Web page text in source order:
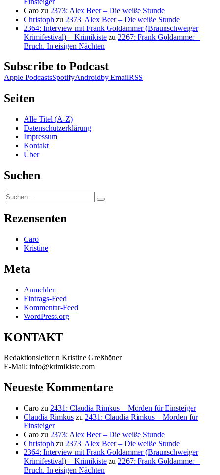
Caro zu 2373: Alex Beer – Die weiße Stunde
Christoph zu 2373: Alex Beer – Die weiße Stunde
2364: Interview mit Frank Goldammer (Braunschweiger
Krimifestival) – Krimikiste zu 2267: Frank Goldammer –
Bruch. In eisigen Nächten
Subscribe to Podcast
Apple PodcastsSpotifyAndroidby EmailRSS
Seiten
Alle Titel (A-Z)
Datenschutzerklärung
Impressum
Kontakt
Über
Suchen
Suchen
nach:
Suchen
Rezensenten
Caro
Kristine
Meta
Anmelden
Eintrags-Feed
Kommentar-Feed
WordPress.org
KONTAKT
Redaktionsleiterin Kristine Greßhöner
E-Mail: info@krimikiste.com
Neueste Kommentare
Caro zu 2431: Claudia Rimkus – Morden für Einsteiger
Claudia Rimkus zu 2431: Claudia Rimkus – Morden für
Einsteiger
Caro zu 2373: Alex Beer – Die weiße Stunde
Christoph zu 2373: Alex Beer – Die weiße Stunde
2364: Interview mit Frank Goldammer (Braunschweiger
Krimifestival) – Krimikiste zu 2267: Frank Goldammer –
Bruch. In eisigen Nächten